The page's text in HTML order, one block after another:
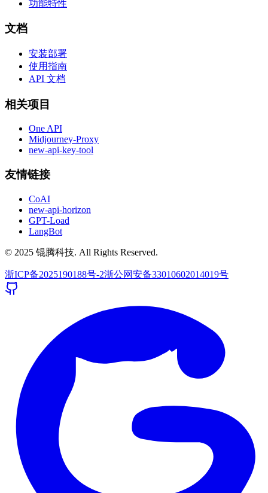
功能特性
文档
安装部署
使用指南
API 文档
相关项目
One API
Midjourney-Proxy
new-api-key-tool
友情链接
CoAI
new-api-horizon
GPT-Load
LangBot
© 2025 锟腾科技. All Rights Reserved.
浙ICP备2025190188号-2浙公网安备33010602014019号